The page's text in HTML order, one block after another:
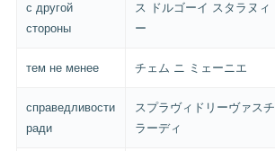
с другой
стороны
ス ドルゴーイ スタラヌィ
ー
тем не менее チェム ニ ミェーニエ
справедливости
ради
スプラヴィドリーヴァスチ
ラーディ